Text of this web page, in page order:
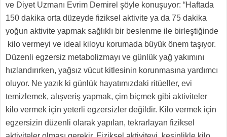
ve Diyet Uzmanı Evrim Demirel şöyle konuşuyor: “Haftada
150 dakika orta düzeyde fiziksel aktivite ya da 75 dakika
yoğun aktivite yapmak sağlıklı bir beslenme ile birleştiğinde
kilo vermeyi ve ideal kiloyu korumada büyük önem taşıyor.
Düzenli egzersiz metabolizmayı ve günlük yağ yakımını
hızlandırırken, yağsız vücut kitlesinin korunmasına yardımcı
oluyor. Ne yazık ki günlük hayatımızdaki ritüeller, evi
temizlemek, alışveriş yapmak, çim biçmek gibi aktiviteler
kilo vermek için yeterli egzersizler değildir. Kilo vermek için
egzersizin düzenli olarak yapılan, tekrarlayan fiziksel